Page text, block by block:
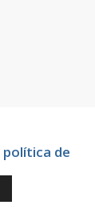
política de